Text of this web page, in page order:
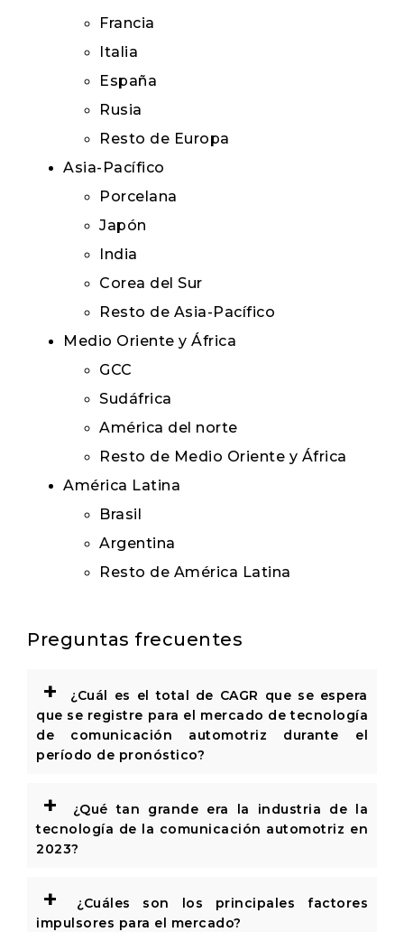
Francia
Italia
España
Rusia
Resto de Europa
Asia-Pacífico
Porcelana
Japón
India
Corea del Sur
Resto de Asia-Pacífico
Medio Oriente y África
GCC
Sudáfrica
América del norte
Resto de Medio Oriente y África
América Latina
Brasil
Argentina
Resto de América Latina
Preguntas frecuentes
+
¿Cuál es el total de CAGR que se espera
que se registre para el mercado de tecnología
de comunicación automotriz durante el
período de pronóstico?
+
¿Qué tan grande era la industria de la
tecnología de la comunicación automotriz en
2023?
+
¿Cuáles son los principales factores
impulsores para el mercado?